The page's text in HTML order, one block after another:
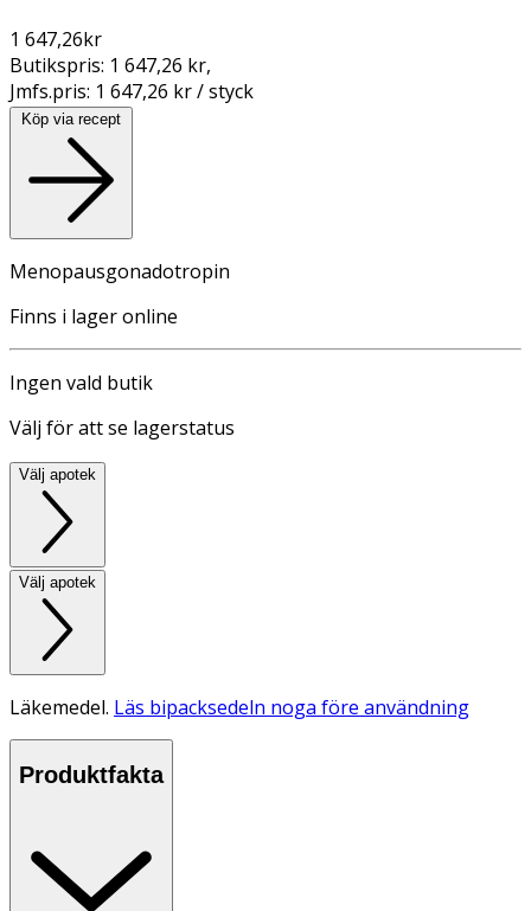
1 647,26kr
Butikspris: 1 647,26 kr,
Jmfs.pris: 1 647,26 kr / styck
Köp via recept
Menopausgonadotropin
Finns i lager online
Ingen vald butik
Välj för att se lagerstatus
Välj apotek
Välj apotek
Läkemedel. Läs bipacksedeln noga före användning
Produktfakta